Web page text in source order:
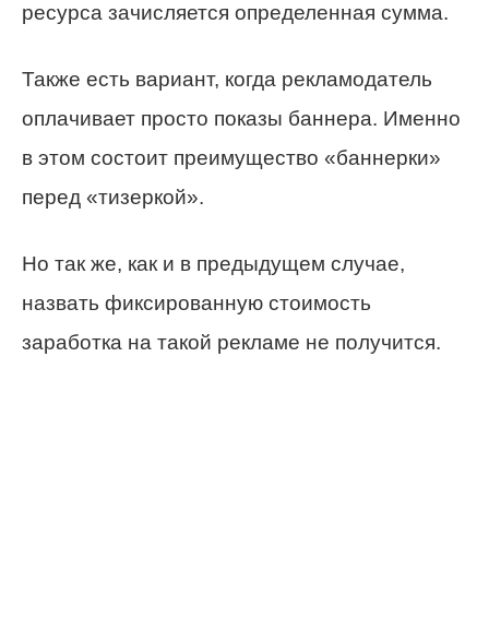
ресурса зачисляется определенная сумма.
Также есть вариант, когда рекламодатель
оплачивает просто показы баннера. Именно
в этом состоит преимущество «баннерки»
перед «тизеркой».
Но так же, как и в предыдущем случае,
назвать фиксированную стоимость
заработка на такой рекламе не получится.